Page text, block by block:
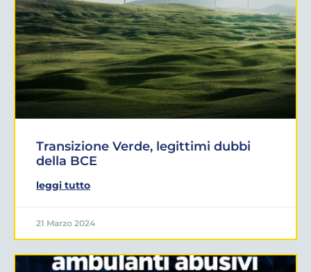
Transizione Verde, legittimi dubbi
della BCE
leggi tutto
21 Marzo 2024